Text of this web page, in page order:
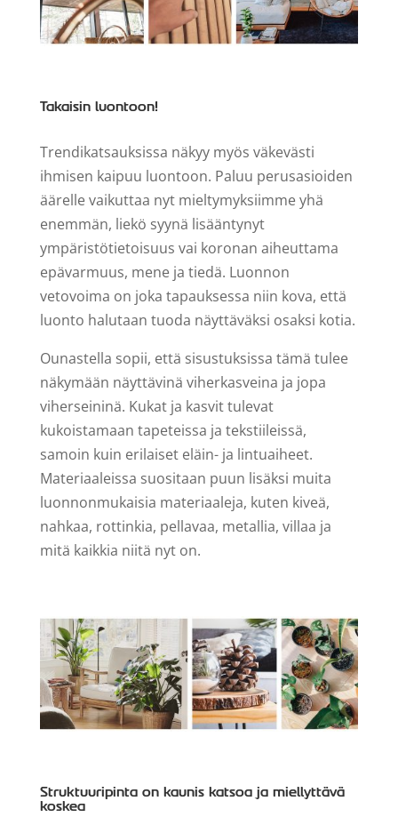
Takaisin luontoon!
Trendikatsauksissa näkyy myös väkevästi
ihmisen kaipuu luontoon. Paluu perusasioiden
äärelle vaikuttaa nyt mieltymyksiimme yhä
enemmän, liekö syynä lisääntynyt
ympäristötietoisuus vai koronan aiheuttama
epävarmuus, mene ja tiedä. Luonnon
vetovoima on joka tapauksessa niin kova, että
luonto halutaan tuoda näyttäväksi osaksi kotia.
Ounastella sopii, että sisustuksissa tämä tulee
näkymään näyttävinä viherkasveina ja jopa
viherseininä. Kukat ja kasvit tulevat
kukoistamaan tapeteissa ja tekstiileissä,
samoin kuin erilaiset eläin- ja lintuaiheet.
Materiaaleissa suositaan puun lisäksi muita
luonnonmukaisia materiaaleja, kuten kiveä,
nahkaa, rottinkia, pellavaa, metallia, villaa ja
mitä kaikkia niitä nyt on.
Struktuuripinta on kaunis katsoa ja miellyttävä
koskea